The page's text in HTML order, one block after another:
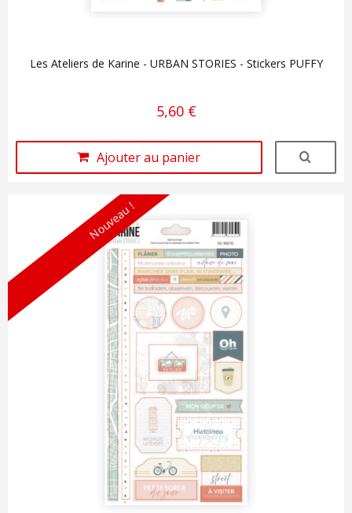
Les Ateliers de Karine - URBAN STORIES - Stickers PUFFY
5,60 €
Ajouter au panier
Nouveau !